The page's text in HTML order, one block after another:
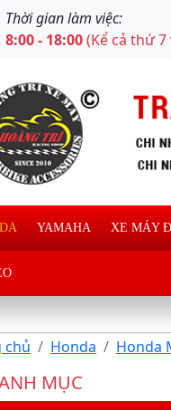
Thời gian làm việc:
8:00 - 18:00(Kể cả thứ 7
YAMAHA XE MÁY
chủ
Honda Honda
MỤC